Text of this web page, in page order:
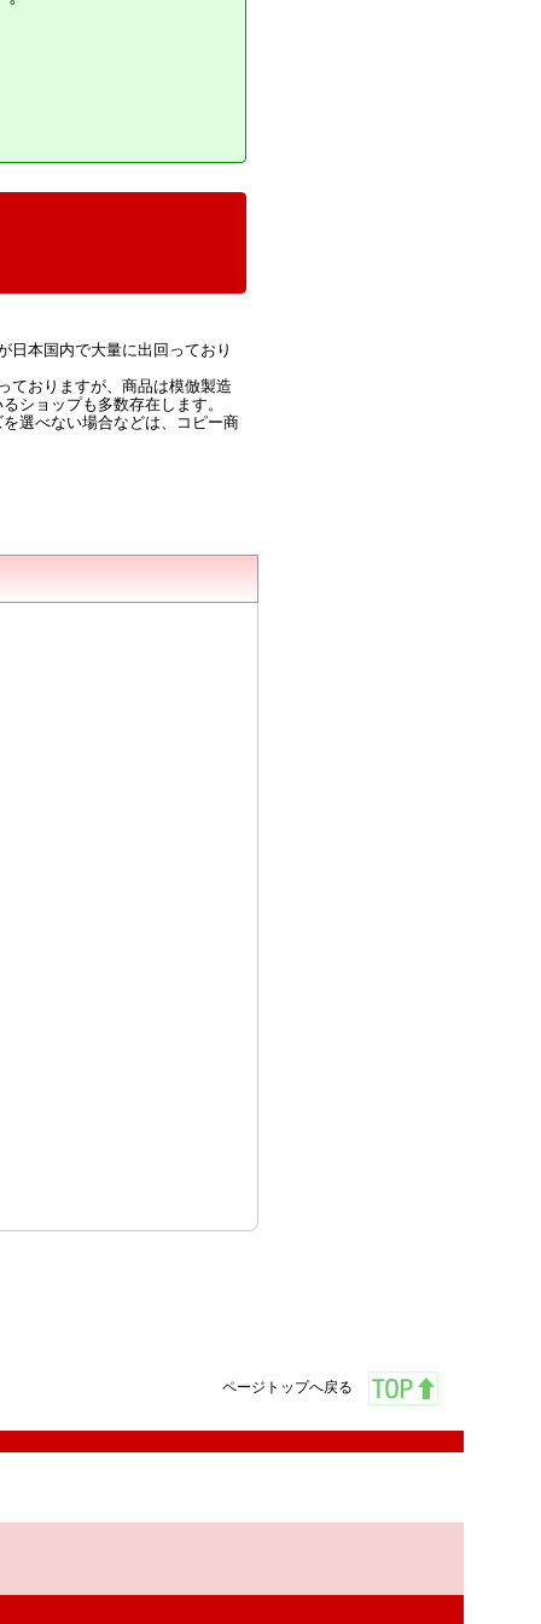
日本国内で大量に出回っており
ておりますが、商品は模倣製造
ショップも多数存在します。
選べない場合などは、コピー商
ページトップへ戻る